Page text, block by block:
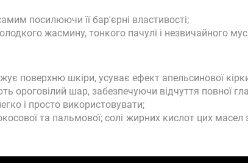
посилюючи її бар'єрні властивості;
жасмину, тонкого пачулі і незвичайного
поверхню шкіри, усуває ефект апельсинової
ороговілий шар, забезпечуючи відчуття повної
і просто використовувати;
та пальмової; солі жирних кислот цих